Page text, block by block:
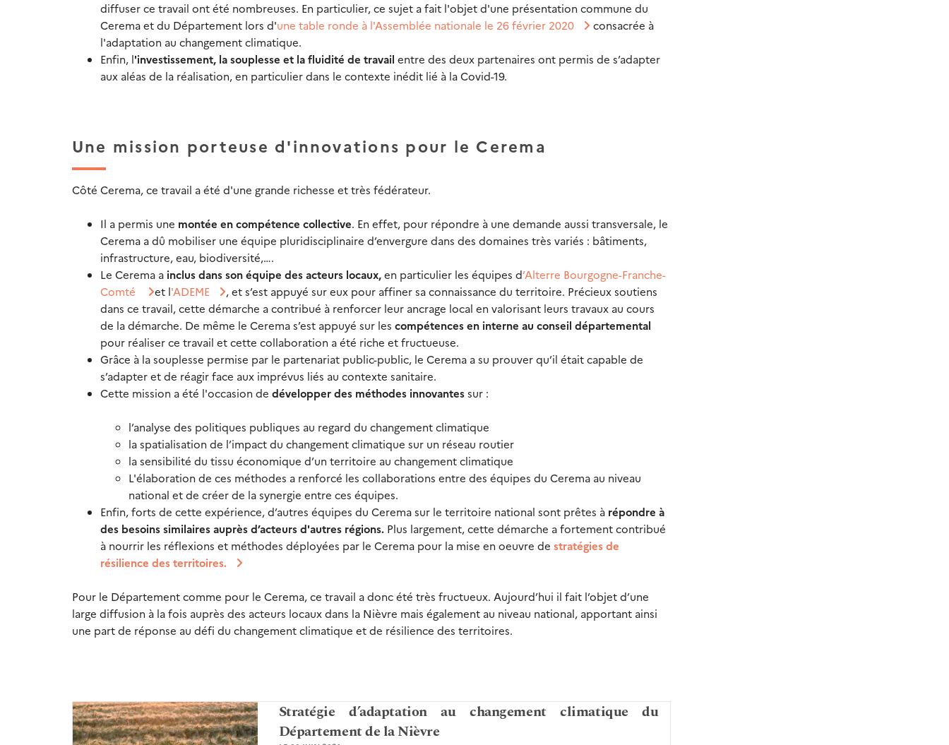
diffuser ce travail ont été nombreuses. En particulier, ce sujet a fait l'objet d'une présentation commune du
Cerema et du Département lors d'une table ronde à l'Assemblée nationale le 26 février 2020
consacrée à
l'adaptation au changement climatique.
Enfin, l'investissement, la souplesse et la fluidité de travail entre des deux partenaires ont permis de s’adapter
aux aléas de la réalisation, en particulier dans le contexte inédit lié à la Covid-19.
Une mission porteuse d'innovations pour le Cerema
Côté Cerema, ce travail a été d'une grande richesse et très fédérateur.
Il a permis une montée en compétence collective. En effet, pour répondre à une demande aussi transversale, le
Cerema a dû mobiliser une équipe pluridisciplinaire d’envergure dans des domaines très variés : bâtiments,
infrastructure, eau, biodiversité,….
Le Cerema a inclus dans son équipe des acteurs locaux,en particulier les équipes d’Alterre Bourgogne-Franche-
Comté
et l'ADEME
, et s’est appuyé sur eux pour affiner sa connaissance du territoire. Précieux soutiens
dans ce travail, cette démarche a contribué à renforcer leur ancrage local en valorisant leurs travaux au cours
de la démarche. De même le Cerema s’est appuyé sur les compétences en interne au conseil départemental
pour réaliser ce travail et cette collaboration a été riche et fructueuse.
Grâce à la souplesse permise par le partenariat public-public, le Cerema a su prouver qu’il était capable de
s’adapter et de réagir face aux imprévus liés au contexte sanitaire.
Cette mission a été l'occasion de développerdes méthodes innovantessur :
l’analyse des politiques publiques au regard du changement climatique
la spatialisation de l’impact du changement climatique sur un réseau routier
la sensibilité du tissu économique d’un territoire au changement climatique
L'élaboration de ces méthodes a renforcé les collaborations entre des équipes du Cerema au niveau
national et de créer de la synergie entre ces équipes.
Enfin, forts de cette expérience, d’autres équipes du Cerema sur le territoire national sont prêtes à répondre à
des besoins similaires auprès d’acteurs d'autres régions. Plus largement, cette démarche a fortement contribué
à nourrir les réflexions et méthodes déployées par le Cerema pour la mise en oeuvre de stratégies de
résilience des territoires.
Pour le Département comme pour le Cerema, ce travail a donc été très fructueux. Aujourd’hui il fait l’objet d’une
large diffusion à la fois auprès des acteurs locaux dans la Nièvre mais également au niveau national, apportant ainsi
une part de réponse au défi du changement climatique et de résilience des territoires.
Stratégie d’adaptation au changement climatique du
Département de la Nièvre